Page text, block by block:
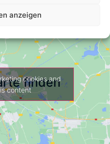
anzeigen
finden
cookies and
content